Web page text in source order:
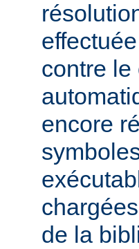
contre le
encore
de la